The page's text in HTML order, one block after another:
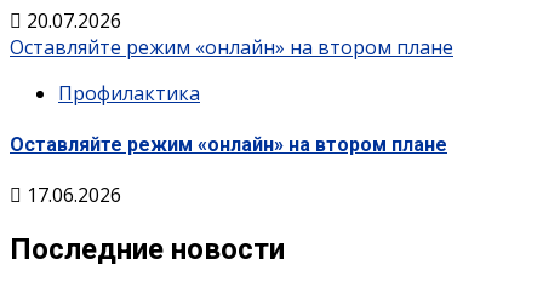
20.07.2026
Оставляйте режим «онлайн» на втором плане
Профилактика
Оставляйте режим «онлайн» на втором плане
17.06.2026
Последние новости